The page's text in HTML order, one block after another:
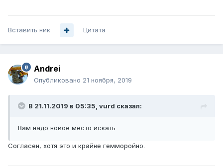
Вставить ник Цитата
Andrei
Опубликовано 21 ноября, 2019
В 21.11.2019 в 05:35, vurd сказал:
Вам надо новое место искать
Согласен, хотя это и крайне гемморойно.